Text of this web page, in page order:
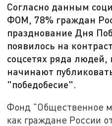
Согласно данным
ФОМ, 78% граждан
празднование Дня
появилось на
соцсетях ряда людей,
начинают
"победобесие".
Фонд "Общественное
как граждане России